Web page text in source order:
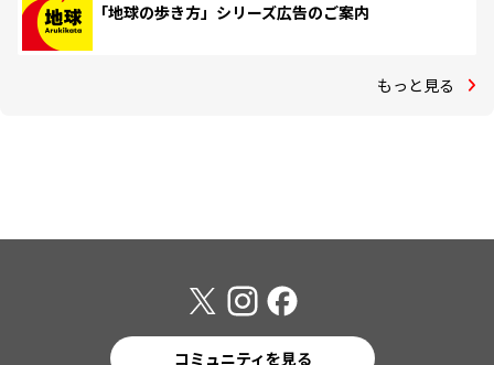
「地球の歩き方」シリーズ広告のご案内
もっと見る
コミュニティを見る